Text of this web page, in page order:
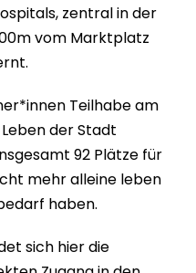
zentral in der
vom Marktplatz
Teilhabe am
der Stadt
92 Plätze für
mehr alleine leben
haben.
sich hier die